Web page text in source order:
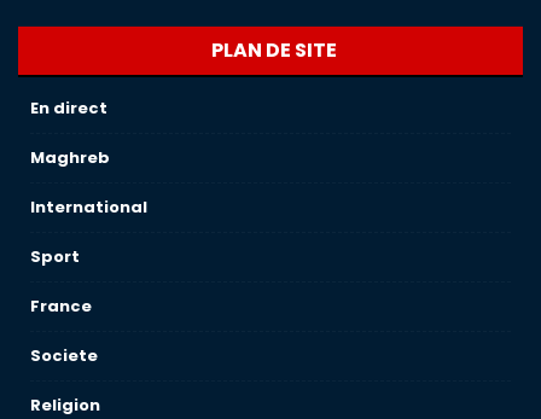
PLAN DE SITE
En direct
Maghreb
International
Sport
France
Societe
Religion